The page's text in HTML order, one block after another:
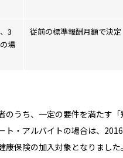
3
場
従前の標準報酬月額で決定
のうち、一定の要件を満たす
ト・アルバイトの場合は、
康保険の加入対象となりまし